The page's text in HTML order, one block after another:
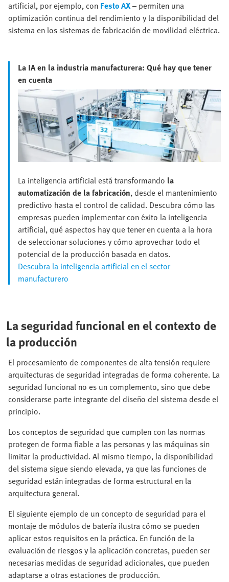
artificial, por ejemplo, con Festo AX– permiten una
optimización continua del rendimiento y la disponibilidad del
sistema en los sistemas de fabricación de movilidad eléctrica.
La IA en la industria manufacturera: Qué hay que tener
en cuenta
La inteligencia artificial está transformando la
automatización de la fabricación, desde el mantenimiento
predictivo hasta el control de calidad. Descubra cómo las
empresas pueden implementar con éxito la inteligencia
artificial, qué aspectos hay que tener en cuenta a la hora
de seleccionar soluciones y cómo aprovechar todo el
potencial de la producción basada en datos.
Descubra la inteligencia artificial en el sector
manufacturero
La seguridad funcional en el contexto de
la producción
El procesamiento de componentes de alta tensión requiere
arquitecturas de seguridad integradas de forma coherente. La
seguridad funcional no es un complemento, sino que debe
considerarse parte integrante del diseño del sistema desde el
principio.
Los conceptos de seguridad que cumplen con las normas
protegen de forma fiable a las personas y las máquinas sin
limitar la productividad. Al mismo tiempo, la disponibilidad
del sistema sigue siendo elevada, ya que las funciones de
seguridad están integradas de forma estructural en la
arquitectura general.
El siguiente ejemplo de un concepto de seguridad para el
montaje de módulos de batería ilustra cómo se pueden
aplicar estos requisitos en la práctica. En función de la
evaluación de riesgos y la aplicación concretas, pueden ser
necesarias medidas de seguridad adicionales, que pueden
adaptarse a otras estaciones de producción.